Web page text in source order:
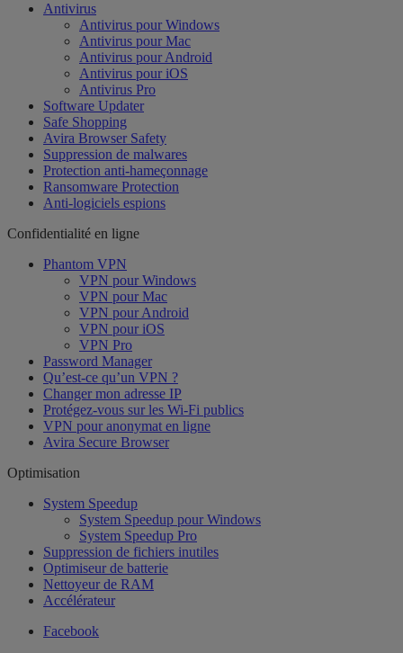
Antivirus
Antivirus pour Windows
Antivirus pour Mac
Antivirus pour Android
Antivirus pour iOS
Antivirus Pro
Software Updater
Safe Shopping
Avira Browser Safety
Suppression de malwares
Protection anti-hameçonnage
Ransomware Protection
Anti-logiciels espions
Confidentialité en ligne
Phantom VPN
VPN pour Windows
VPN pour Mac
VPN pour Android
VPN pour iOS
VPN Pro
Password Manager
Qu’est-ce qu’un VPN ?
Changer mon adresse IP
Protégez-vous sur les Wi-Fi publics
VPN pour anonymat en ligne
Avira Secure Browser
Optimisation
System Speedup
System Speedup pour Windows
System Speedup Pro
Suppression de fichiers inutiles
Optimiseur de batterie
Nettoyeur de RAM
Accélérateur
Facebook